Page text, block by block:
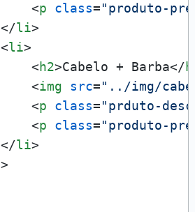
<p class="produto-
</li>
<li>
<h2>Cabelo + Barba</
<img src="../img/
<p class="prduto-
<p class="produto-
</li>
>